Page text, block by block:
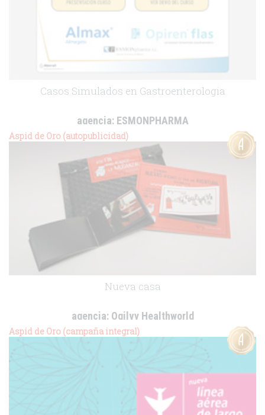
Casos Simulados en Gastroenterologia
agencia:ESMONPHARMA
cliente:
Aspid de Oro (autopublicidad)
Nueva casa
agencia:Ogilvy Healthworld
cliente:
Aspid de Oro (campaña integral)